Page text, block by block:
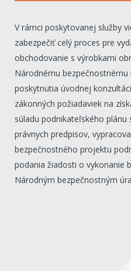
V rámci poskytovanej služby
zabezpečiť celý proces pre
obchodovanie s výrobkami
Národnému
poskytnutia úvodnej
zákonných požiadaviek na
súladu podnikateľského plánu
právnych predpisov,
bezpečnostného projektu
podania žiadosti o vykonanie
Národným bezpečnostným